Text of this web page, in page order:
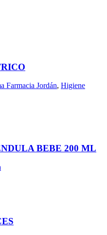
Farmacia Jordán, Higiene
BEBE 200 ML